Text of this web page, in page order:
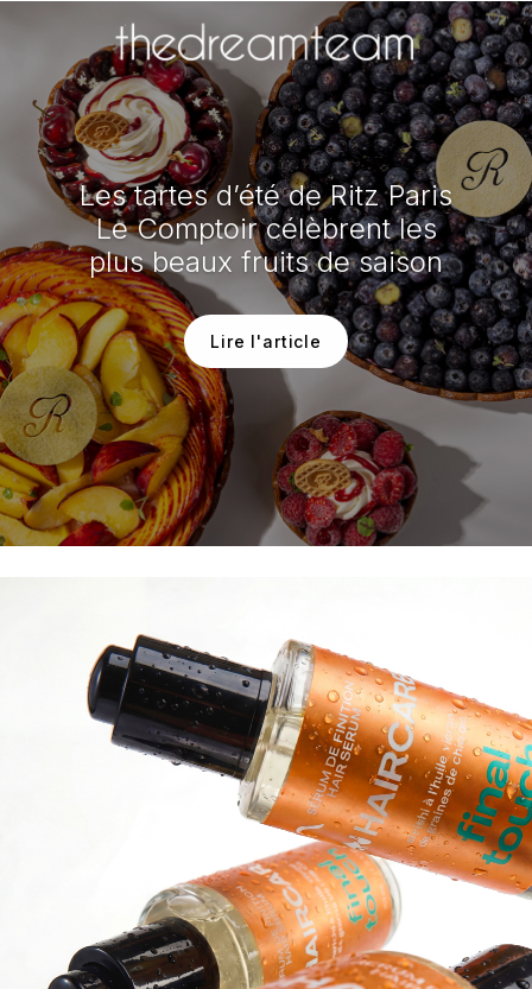
Les tartes d’été de Ritz Paris
Le Comptoir célèbrent les
plus beaux fruits de saison
Lire l'article